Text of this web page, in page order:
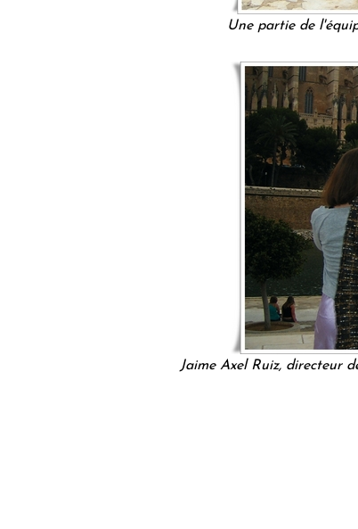
Une partie de
Jaime Axel Ruiz, directeur